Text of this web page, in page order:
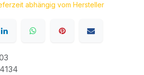
abhängig vom Hersteller